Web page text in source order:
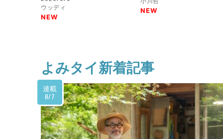
ウッディ
NEW
NEW
よみタイ新着記事
連載
8/7